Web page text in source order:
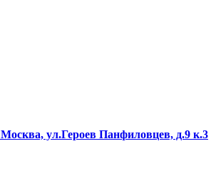
Москва, ул.Героев Панфиловцев, д.9 к.3